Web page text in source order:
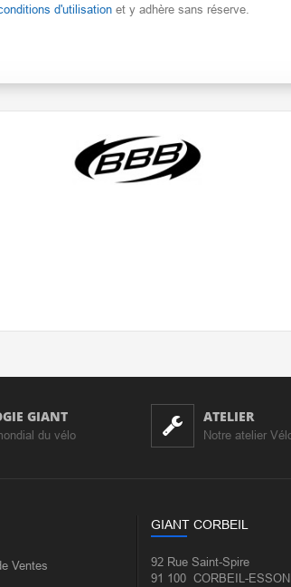
d'utilisation et y adhère sans réserve.
GIANT
du vélo
ATELIER
Notre atelier
Ventes
GIANT CORBEIL
92 Rue Saint-Spire
91 100 CORBEIL-